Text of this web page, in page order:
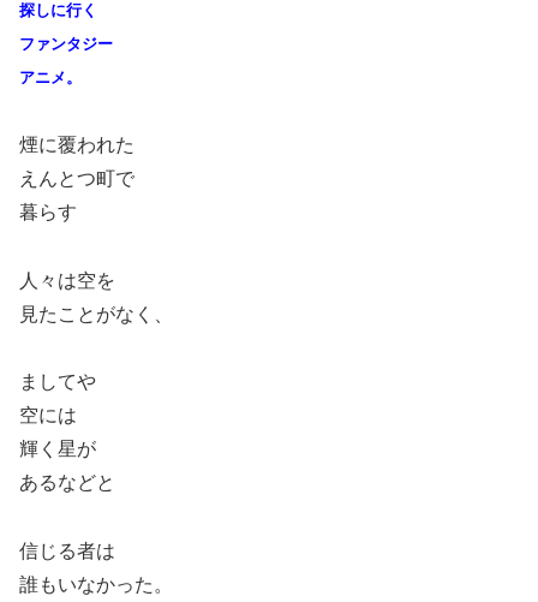
探しに行く
ファンタジー
アニメ。
煙に覆われた
えんとつ町で
暮らす
人々は空を
見たことがなく、
ましてや
空には
輝く星が
あるなどと
信じる者は
誰もいなかった。